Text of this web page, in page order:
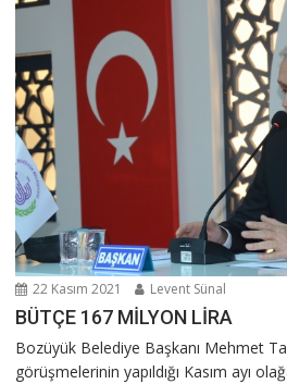
22 Kasım 2021 Levent Sünal
BÜTÇE 167 MİLYON LİRA
Bozüyük Belediye Başkanı Mehmet
görüşmelerinin yapıldığı Kasım ayı